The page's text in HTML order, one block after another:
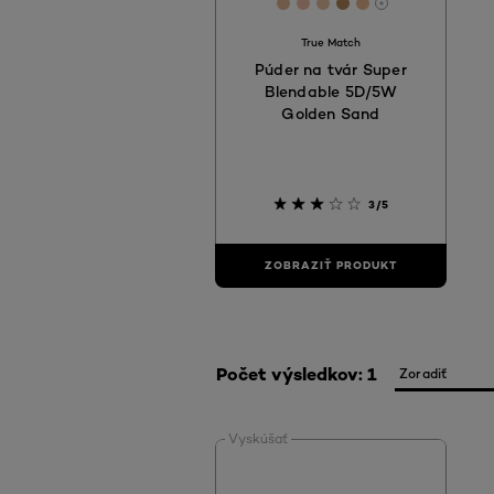
[Color]: #E2B694
[Color]: #ECBEA4
[Color]: #E7C1A0
[Color]: #B6875A
[Color]:
More shades
True Match
Púder na tvár Super
Blendable 5D/5W
Golden Sand
3/5
ZOBRAZIŤ PRODUKT
Počet výsledkov: 1
Vyskúšať